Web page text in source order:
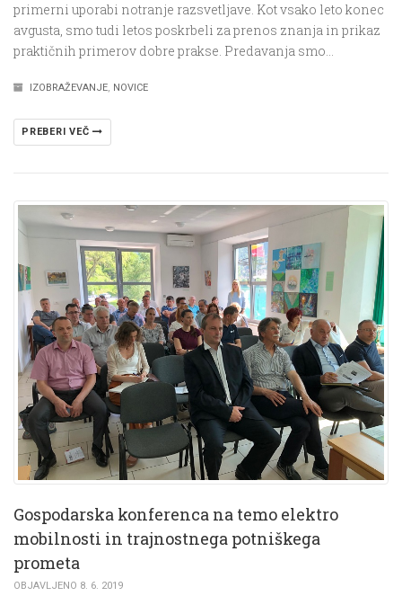
primerni uporabi notranje razsvetljave. Kot vsako leto konec
avgusta, smo tudi letos poskrbeli za prenos znanja in prikaz
praktičnih primerov dobre prakse. Predavanja smo…
IZOBRAŽEVANJE, NOVICE
PREBERI VEČ
Gospodarska konferenca na temo elektro
mobilnosti in trajnostnega potniškega
prometa
OBJAVLJENO 8. 6. 2019